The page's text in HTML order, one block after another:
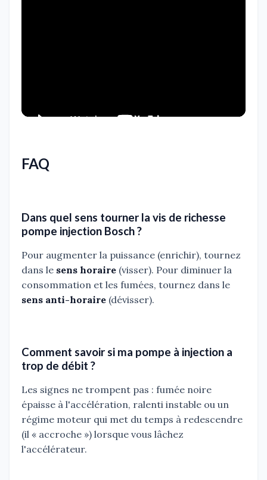
FAQ
Dans quel sens tourner la vis de richesse
pompe injection Bosch ?
Pour augmenter la puissance (enrichir), tournez
dans le sens horaire (visser). Pour diminuer la
consommation et les fumées, tournez dans le
sens anti-horaire (dévisser).
Comment savoir si ma pompe à injection a
trop de débit ?
Les signes ne trompent pas : fumée noire
épaisse à l'accélération, ralenti instable ou un
régime moteur qui met du temps à redescendre
(il « accroche ») lorsque vous lâchez
l'accélérateur.